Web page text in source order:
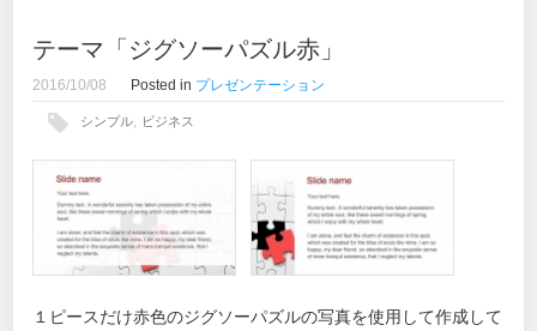
テーマ「ジグソーパズル赤」
2016/10/08 Posted in プレゼンテーション
シンプル ビジネス
１ピースだけ赤色のジグソーパズルの写真を使用して作成して